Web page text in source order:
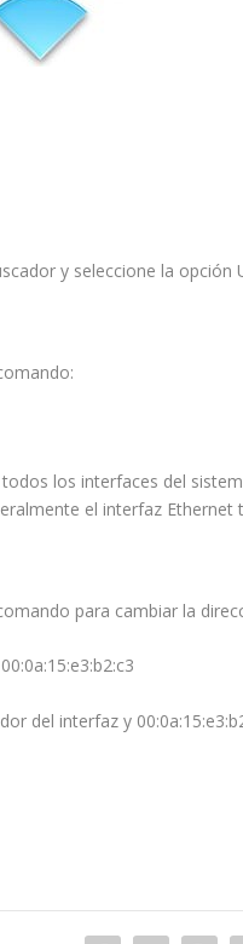
y seleccione la opción
los interfaces del
el interfaz Ethernet
para cambiar la
del interfaz y